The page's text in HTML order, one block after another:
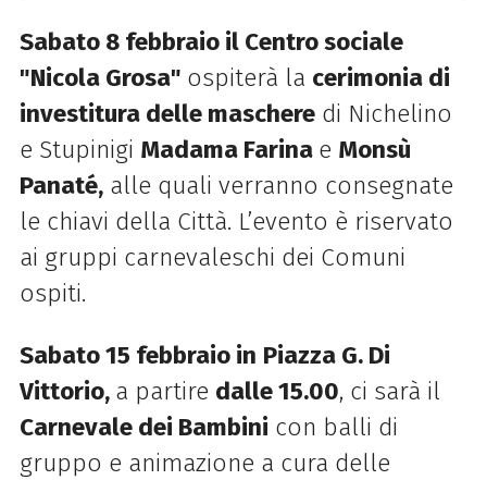
Sabato 8 febbraio il Centro sociale
"Nicola Grosa" ospiterà la cerimonia di
investitura delle mascheredi Nichelino
e Stupinigi Madama Farina e Monsù
Panaté,alle quali verranno consegnate
le chiavi della Città. L’evento è riservato
ai gruppi carnevaleschi dei Comuni
ospiti.
Sabato 15 febbraio in Piazza G. Di
Vittorio, a partire dalle 15.00, ci sarà il
Carnevale dei Bambini con balli di
gruppo e animazione a cura delle